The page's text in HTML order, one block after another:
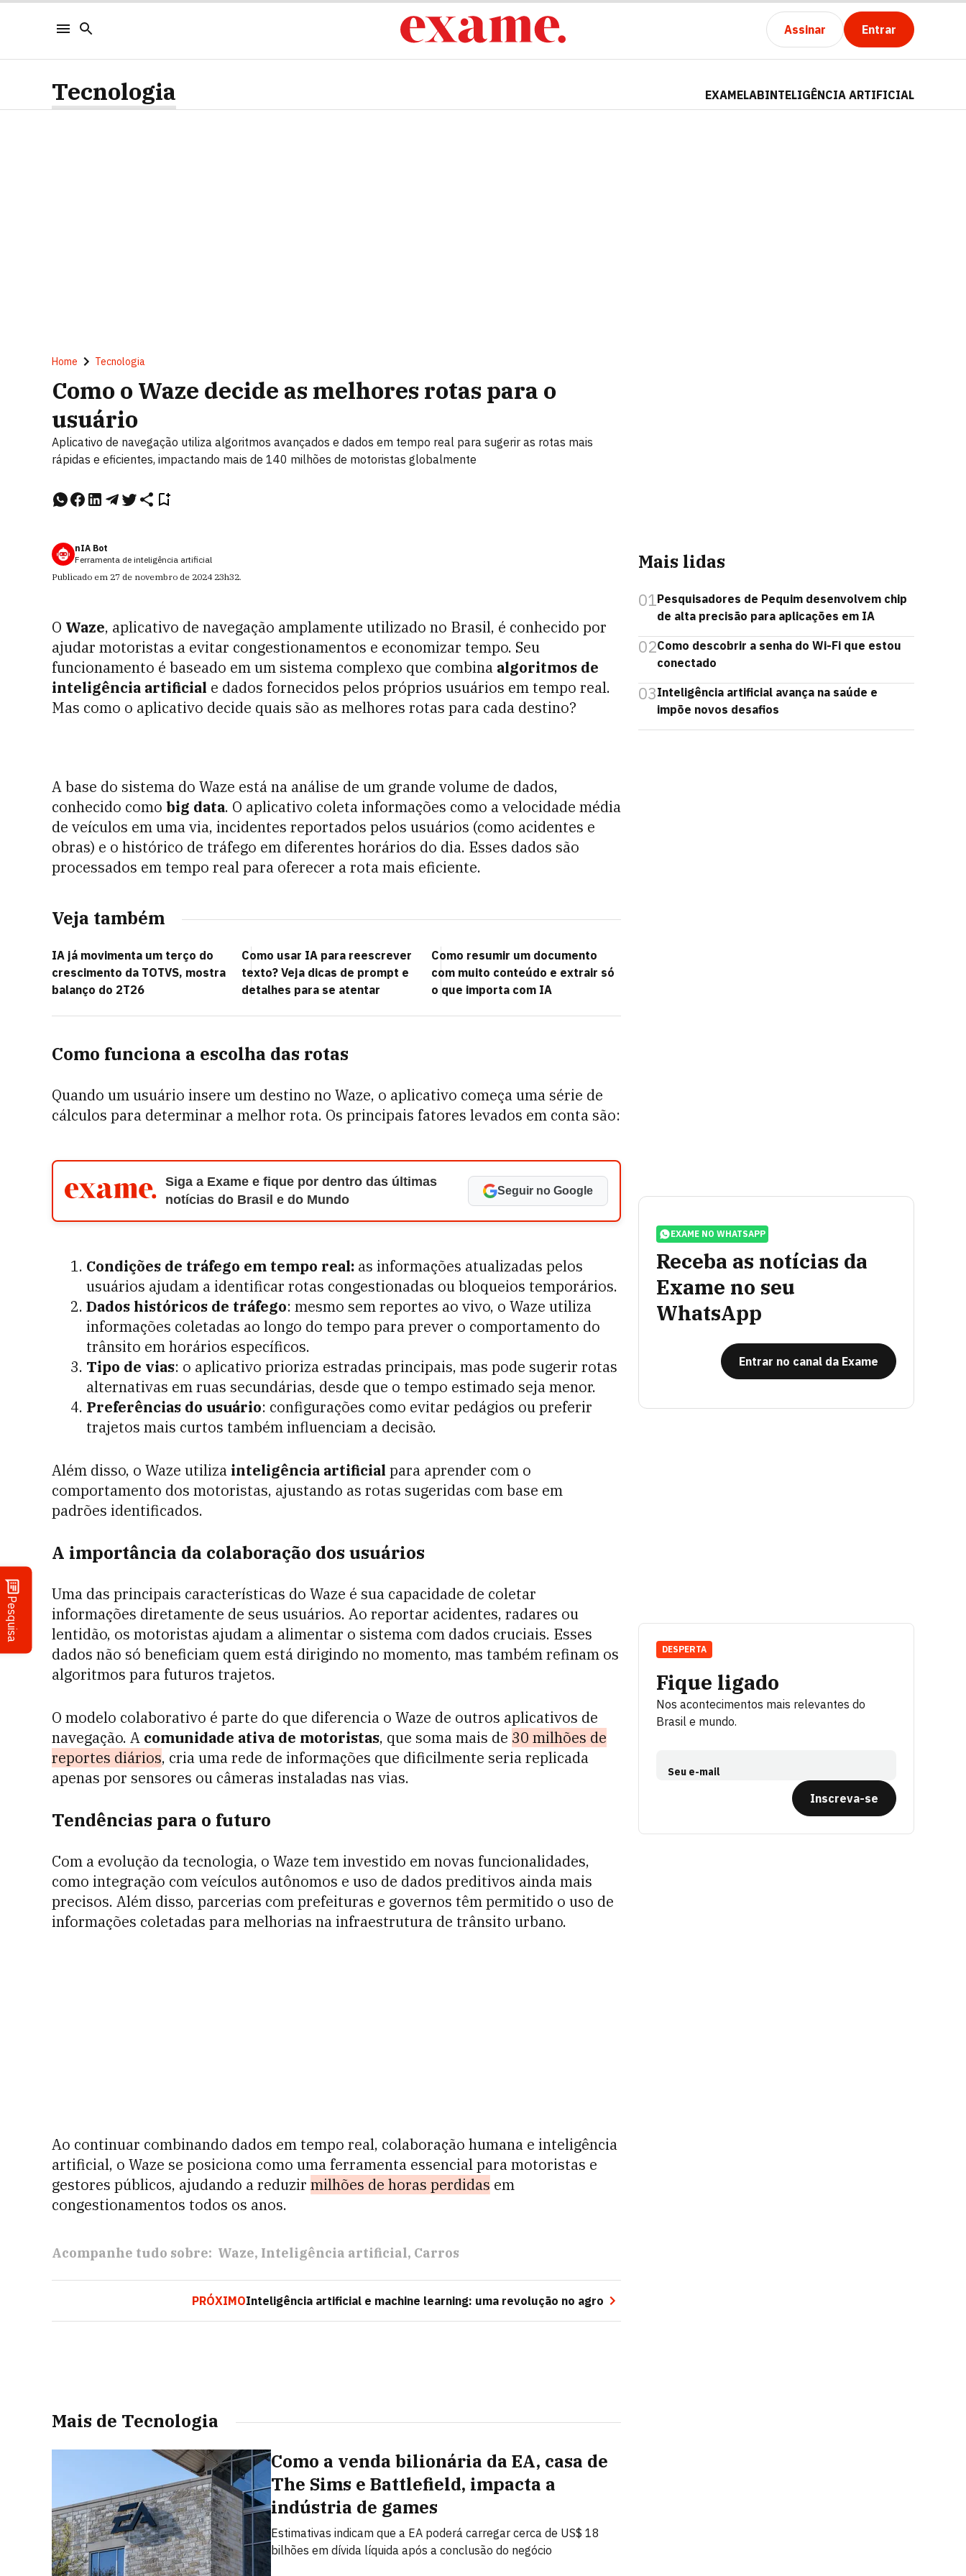
Assinar Entrar
Pesquisa
Tecnologia EXAMELABINTELIGÊNCIA ARTIFICIAL
Home Tecnologia
Como o Waze decide as melhores rotas para o
usuário
Aplicativo de navegação utiliza algoritmos avançados e dados em tempo real para sugerir as rotas mais
rápidas e eficientes, impactando mais de 140 milhões de motoristas globalmente
nIA Bot
Ferramenta de inteligência artificial
Publicado em 27 de novembro de 2024 23h32.
O Waze, aplicativo de navegação amplamente utilizado no Brasil, é conhecido por
ajudar motoristas a evitar congestionamentos e economizar tempo. Seu
funcionamento é baseado em um sistema complexo que combina algoritmos de
inteligência artificial e dados fornecidos pelos próprios usuários em tempo real.
Mas como o aplicativo decide quais são as melhores rotas para cada destino?
A base do sistema do Waze está na análise de um grande volume de dados,
conhecido como big data. O aplicativo coleta informações como a velocidade média
de veículos em uma via, incidentes reportados pelos usuários (como acidentes e
obras) e o histórico de tráfego em diferentes horários do dia. Esses dados são
processados em tempo real para oferecer a rota mais eficiente.
Veja também
IA já movimenta um terço do
crescimento da TOTVS, mostra
balanço do 2T26
Como usar IA para reescrever
texto? Veja dicas de prompt e
detalhes para se atentar
Como resumir um documento
com muito conteúdo e extrair só
o que importa com IA
Como funciona a escolha das rotas
Quando um usuário insere um destino no Waze, o aplicativo começa uma série de
cálculos para determinar a melhor rota. Os principais fatores levados em conta são:
Siga a Exame e fique por dentro das últimas
notícias do Brasil e do Mundo
Seguir no Google
Condições de tráfego em tempo real: as informações atualizadas pelos
usuários ajudam a identificar rotas congestionadas ou bloqueios temporários.
Dados históricos de tráfego: mesmo sem reportes ao vivo, o Waze utiliza
informações coletadas ao longo do tempo para prever o comportamento do
trânsito em horários específicos.
Tipo de vias: o aplicativo prioriza estradas principais, mas pode sugerir rotas
alternativas em ruas secundárias, desde que o tempo estimado seja menor.
Preferências do usuário: configurações como evitar pedágios ou preferir
trajetos mais curtos também influenciam a decisão.
Além disso, o Waze utiliza inteligência artificial para aprender com o
comportamento dos motoristas, ajustando as rotas sugeridas com base em
padrões identificados.
A importância da colaboração dos usuários
Uma das principais características do Waze é sua capacidade de coletar
informações diretamente de seus usuários. Ao reportar acidentes, radares ou
lentidão, os motoristas ajudam a alimentar o sistema com dados cruciais. Esses
dados não só beneficiam quem está dirigindo no momento, mas também refinam os
algoritmos para futuros trajetos.
O modelo colaborativo é parte do que diferencia o Waze de outros aplicativos de
navegação. A comunidade ativa de motoristas, que soma mais de 30 milhões de
reportes diários, cria uma rede de informações que dificilmente seria replicada
apenas por sensores ou câmeras instaladas nas vias.
Tendências para o futuro
Com a evolução da tecnologia, o Waze tem investido em novas funcionalidades,
como integração com veículos autônomos e uso de dados preditivos ainda mais
precisos. Além disso, parcerias com prefeituras e governos têm permitido o uso de
informações coletadas para melhorias na infraestrutura de trânsito urbano.
Ao continuar combinando dados em tempo real, colaboração humana e inteligência
artificial, o Waze se posiciona como uma ferramenta essencial para motoristas e
gestores públicos, ajudando a reduzir milhões de horas perdidas em
congestionamentos todos os anos.
Acompanhe tudo sobre: Waze Inteligência artificial Carros
PRÓXIMOInteligência artificial e machine learning: uma revolução no agro
Mais de Tecnologia
Como a venda bilionária da EA, casa de
The Sims e Battlefield, impacta a
indústria de games
Estimativas indicam que a EA poderá carregar cerca de US$ 18
bilhões em dívida líquida após a conclusão do negócio
Mais lidas
01Pesquisadores de Pequim desenvolvem chip
de alta precisão para aplicações em IA
02Como descobrir a senha do Wi-Fi que estou
conectado
03Inteligência artificial avança na saúde e
impõe novos desafios
EXAME NO WHATSAPP
Receba as notícias da
Exame no seu
WhatsApp
Entrar no canal da Exame
Fique ligado
Nos acontecimentos mais relevantes do
Brasil e mundo.
Seu e-mail
Inscreva-se
DESPERTA